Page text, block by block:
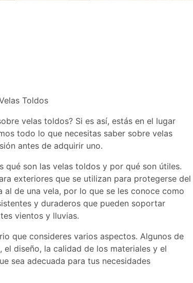
Toldos
velas toldos? Si es así, estás en el lugar
todo lo que necesitas saber sobre velas
antes de adquirir uno.
qué son las velas toldos y por qué son útiles.
exteriores que se utilizan para protegerse del
al de una vela, por lo que se les conoce como
y duraderos que pueden soportar
vientos y lluvias.
que consideres varios aspectos. Algunos de
diseño, la calidad de los materiales y el
sea adecuada para tus necesidades